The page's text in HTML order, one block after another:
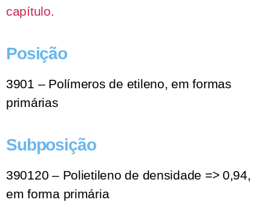
capítulo.
Posição
3901 – Polímeros de etileno, em formas
primárias
Subposição
390120 – Polietileno de densidade => 0,94,
em forma primária